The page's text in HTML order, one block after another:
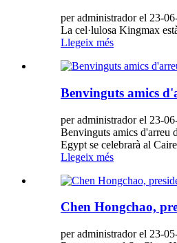
per administrador el 23-
La cel·lulosa Kingmax
Llegeix més
Benvinguts amics
per administrador el 23-
Benvinguts amics d'arreu
Egypt se celebrarà al
Llegeix més
Chen Hongchao,
per administrador el 23-